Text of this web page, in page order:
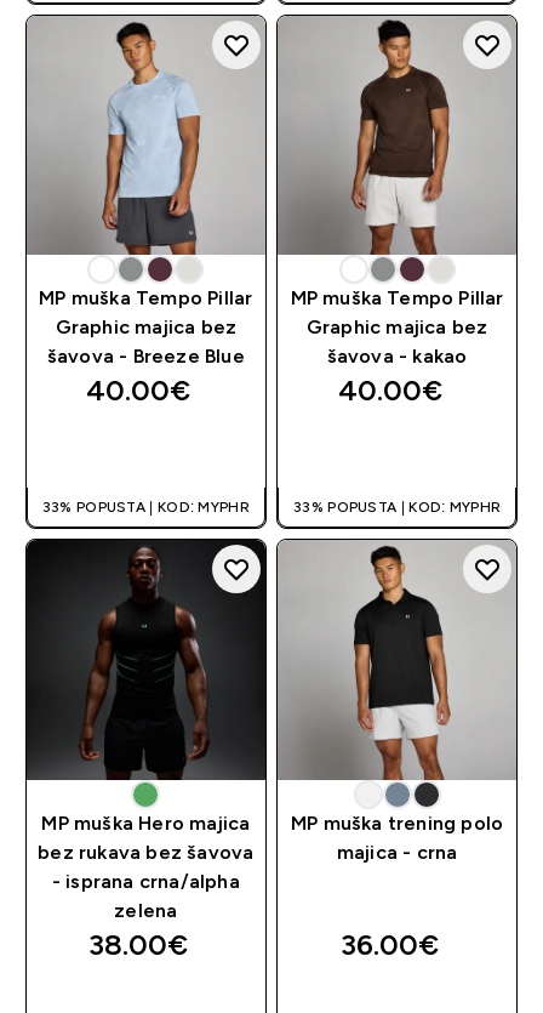
MP muška Tempo Pillar
Graphic majica bez
šavova - Breeze Blue
40.00€‎
33% POPUSTA | KOD: MYPHR
MP muška Tempo Pillar
Graphic majica bez
šavova - kakao
40.00€‎
33% POPUSTA | KOD: MYPHR
MP muška Hero majica
bez rukava bez šavova
- isprana crna/alpha
zelena
38.00€‎
MP muška trening polo
majica - crna
36.00€‎